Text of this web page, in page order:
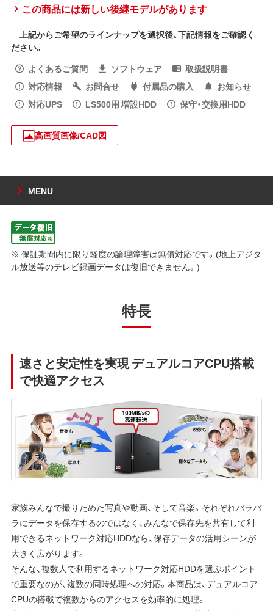
この商品には新しい後継モデルがあります
上記からご希望のラインナップを選択後、下記情報をご確認く
ださい。
よくあるご質問
ソフトウェア
取扱説明書
対応情報
お問合せ 付属品の購入
お知らせ
対応UPS
LS500用 増設HDD 保守・交換用HDD
高画質画像/CAD図
MENU
※ 保証期間内に限り軽度の論理障害は無償対応です。(地上デジタ
ル放送等のテレビ録画データは復旧できません。)
特長
速さと安定性を実現 デュアルコアCPU搭載
で快適アクセス
家族みんなで撮りためた写真や動画、そして音楽。それぞれバラバ
ラにデータを保存するのではなく、みんなで保存先を共有して利
用できるネットワーク対応HDDなら、保存データの活用シーンが
大きく広がります。
そんな、複数人で利用するネットワーク対応HDDを選ぶポイント
で重要なのが、複数の同時処理への対応。本商品は、デュアルコア
CPUの搭載で複数からのアクセスを効率的に処理。